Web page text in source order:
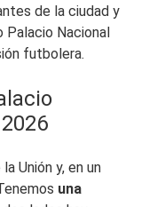
de la ciudad y
Palacio Nacional
futbolera.
Unión y, en un
una